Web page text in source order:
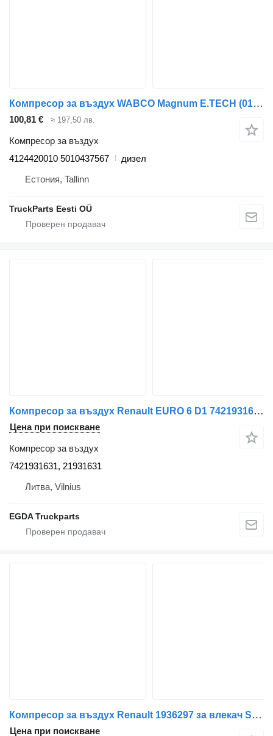
Компресор за въздух WABCO Magnum E.TECH (01.00-) 4124420010 за влекач Renault Magnum (1990-2014)
100,81 € ≈ 197,50 лв.
Компресор за въздух
4124420010 5010437567
дизел
Естония, Tallinn
TruckParts Eesti OÜ
Компресор за въздух Renault EURO 6 D1 7421931631 за влекач Renault
Цена при поискване
Компресор за въздух
7421931631, 21931631
Литва, Vilnius
EGDA Truckparts
Компресор за въздух Renault 1936297 за влекач Scania
Цена при поискване